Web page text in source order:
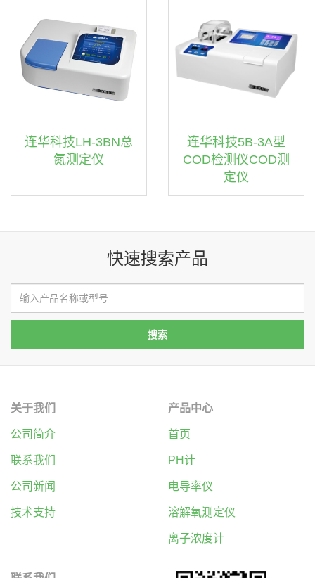
连华科技LH-3BN总
氮测定仪
连华科技5B-3A型
COD检测仪COD测
定仪
快速搜索产品
关于我们
公司简介
联系我们
公司新闻
技术支持
产品中心
首页
PH计
电导率仪
溶解氧测定仪
离子浓度计